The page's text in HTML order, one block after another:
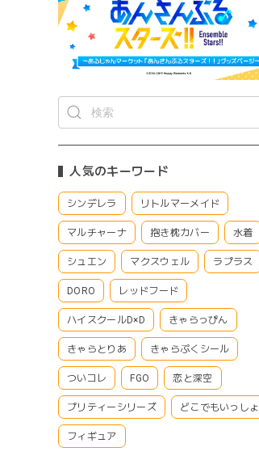
人気のキーワード
シンデレラ リトルマーメイド
マルチャーナ 抱き枕カバー 水着
シュエン マクスウェル ラプラス
DORO レッドフード
ハイスクールD×D きゃらっぴん
きゃらとりあ きゃらぷくシール
ついコレ FGO 恋と深空
プリティーシリーズ どこでもいっしょ
フィギュア